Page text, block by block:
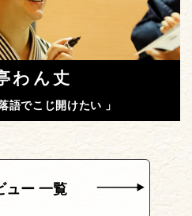
わん丈
語でこじ開けたい 」
ュー 一覧